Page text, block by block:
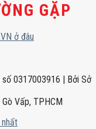
GẶP
ở đâu
số 0317003916 | Bởi Sở
Vấp, TPHCM